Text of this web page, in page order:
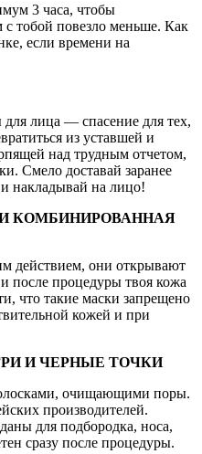
3 часа, чтобы
тобой повезло меньше. Как
если времени на
для лица — спасение для тех,
из уставшей и
над трудным отчетом,
Смело доставай заранее
накладывай на лицо!
КОМБИНИРОВАННАЯ
действием, они открывают
после процедуры твоя кожа
что такие маски запрещено
кожей и при
И ЧЕРНЫЕ ТОЧКИ
очищающими поры.
производителей.
для подбородка, носа,
сразу после процедуры.